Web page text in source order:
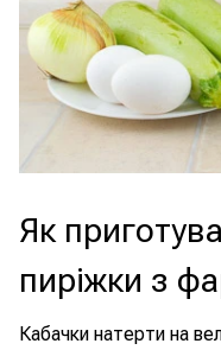
Як
пиріжки з
Кабачки натерти на